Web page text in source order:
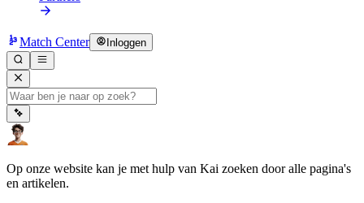
Match Center Inloggen
Op onze website kan je met hulp van Kai zoeken door alle pagina's
en artikelen.